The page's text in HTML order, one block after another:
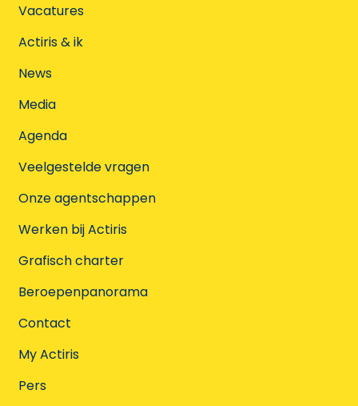
Vacatures
Actiris & ik
News
Media
Agenda
Veelgestelde vragen
Onze agentschappen
Werken bij Actiris
Grafisch charter
Beroepenpanorama
Contact
My Actiris
Pers